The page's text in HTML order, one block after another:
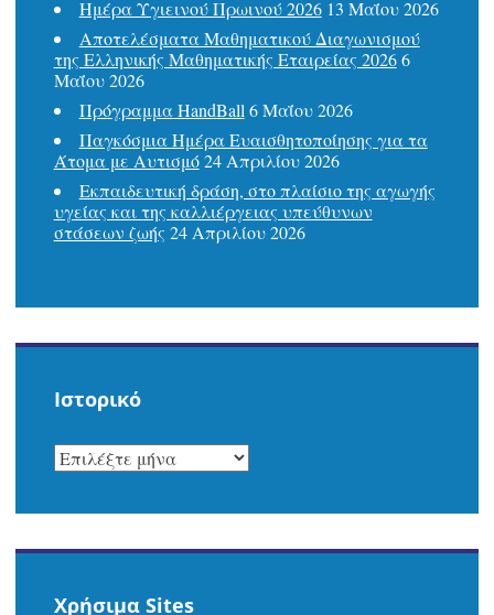
Ημέρα Υγιεινού Πρωινού 2026 13 Μαΐου 2026
Αποτελέσματα Μαθηματικού Διαγωνισμού
της Ελληνικής Μαθηματικής Εταιρείας 2026 6
Μαΐου 2026
Πρόγραμμα HandBall 6 Μαΐου 2026
Παγκόσμια Ημέρα Ευαισθητοποίησης για τα
Άτομα με Αυτισμό 24 Απριλίου 2026
Εκπαιδευτική δράση, στο πλαίσιο της αγωγής
υγείας και της καλλιέργειας υπεύθυνων
στάσεων ζωής 24 Απριλίου 2026
Ιστορικό
ΙΣΤΟΡΙΚΌ
Χρήσιμα Sites